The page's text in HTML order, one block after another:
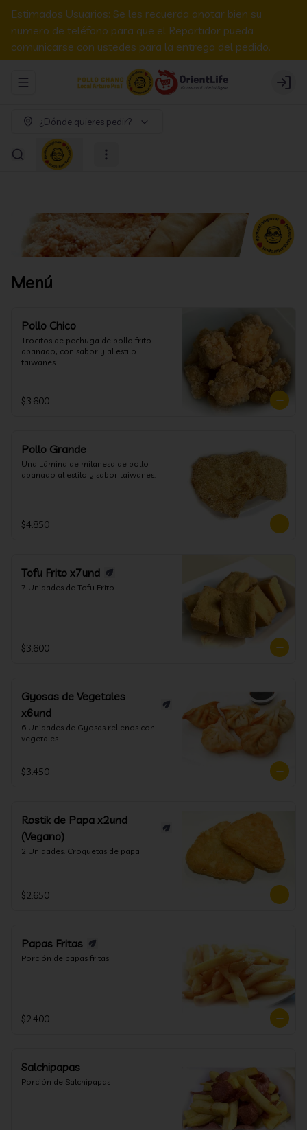
Estimados Usuarios: Se les recuerda anotar bien su
numero de teléfono para que el Repartidor pueda
comunicarse con ustedes para la entrega del pedido.
Abrir menu de navegación Login
¿Dónde quieres pedir?
Menú
Pollo Chico
Trocitos de pechuga de pollo frito
apanado, con sabor y al estilo
taiwanes.
$3.600
Pollo Grande
Una Lámina de milanesa de pollo
apanado al estilo y sabor taiwanes.
$4.850
Tofu Frito x7und
7 Unidades de Tofu Frito.
$3.600
Gyosas de Vegetales
x6und
6 Unidades de Gyosas rellenos con
vegetales.
$3.450
Rostik de Papa x2und
(Vegano)
2 Unidades. Croquetas de papa
$2.650
Papas Fritas
Porción de papas fritas
$2.400
Salchipapas
Porción de Salchipapas